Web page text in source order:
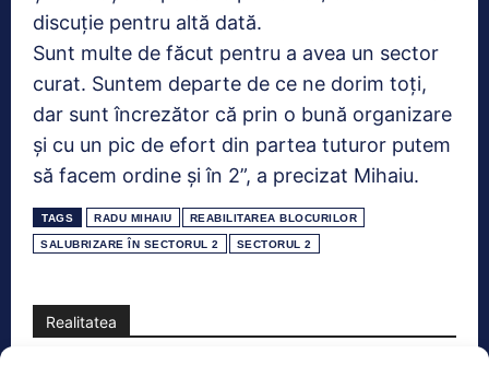
discuție pentru altă dată.
Sunt multe de făcut pentru a avea un sector
curat. Suntem departe de ce ne dorim toți,
dar sunt încrezător că prin o bună organizare
și cu un pic de efort din partea tuturor putem
să facem ordine și în 2”, a precizat Mihaiu.
TAGS RADU MIHAIU REABILITAREA BLOCURILOR
SALUBRIZARE ÎN SECTORUL 2 SECTORUL 2
Realitatea